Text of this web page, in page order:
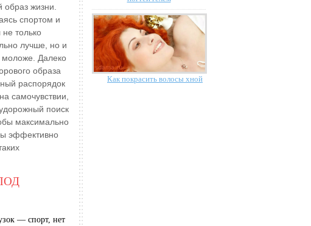
образ жизни.
спортом и
только
лучше, но и
моложе. Далеко
образа
распорядок
самочувствии,
поиск
максимально
эффективно
— спорт, нет
Как покрасить волосы хной